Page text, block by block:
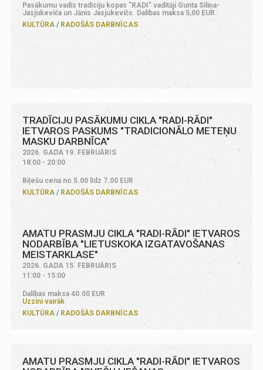
Pasākumu vadīs tradīciju kopas "RADI" vadītāji Gunta Siliņa-
Jasjukeviča un Jānis Jasjukevičs. Dalības maksa 5,00 EUR.
KULTŪRA
RADOŠĀS DARBNĪCAS
TRADĪCIJU PASĀKUMU CIKLA "RADI-RĀDI"
IETVAROS PASKUMS "TRADICIONĀLO METEŅU
MASKU DARBNĪCA"
2026. GADA 19. FEBRUĀRIS
18:00 - 20:00
Biļešu cena no 5.00 līdz 7.00 EUR
KULTŪRA
RADOŠĀS DARBNĪCAS
AMATU PRASMJU CIKLA "RADI-RĀDI" IETVAROS
NODARBĪBA "LIETUSKOKA IZGATAVOŠANAS
MEISTARKLASE"
2026. GADA 15. FEBRUĀRIS
11:00 - 15:00
Dalības maksa 40.00 EUR
Uzzini vairāk
KULTŪRA
RADOŠĀS DARBNĪCAS
AMATU PRASMJU CIKLA "RADI-RĀDI" IETVAROS